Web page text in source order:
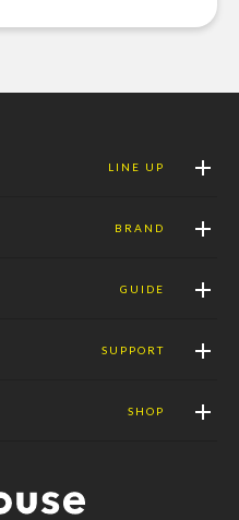
LINE UP
BRAND
GUIDE
SUPPORT
SHOP